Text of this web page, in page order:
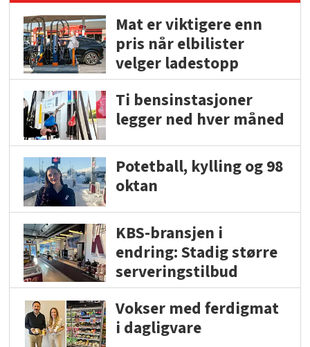
Mat er viktigere enn
pris når elbilister
velger ladestopp
Ti bensinstasjoner
legger ned hver måned
Potetball, kylling og 98
oktan
KBS-bransjen i
endring: Stadig større
serveringstilbud
Vokser med ferdigmat
i dagligvare